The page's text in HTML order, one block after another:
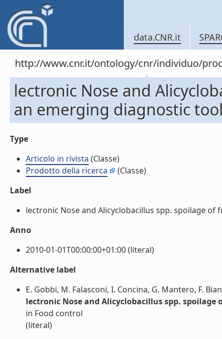
data.CNR.it
http://www.cnr.it/ontology/cnr/individuo/
lectronic Nose and
an emerging diagnostic
Type
Articolo in rivista (Classe)
Prodotto della ricerca
(Classe)
Label
lectronic Nose and Alicyclobacillus spp. spoilage
Anno
2010-01-01T00:00:00+01:00 (literal)
Alternative label
E. Gobbi, M. Falasconi, I. Concina, G. Mantero, F.
lectronic Nose and Alicyclobacillus spp.
in Food control
(literal)